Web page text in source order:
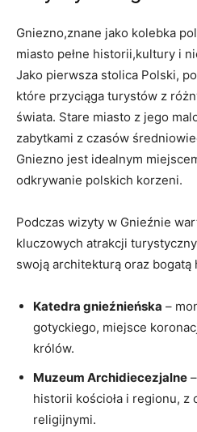
Gniezno,znane jako ‍kolebka
miasto⁣ pełne historii,kultury i
Jako pierwsza⁣ stolica Polski,
które przyciąga turystów⁣ z
⁢świata. Stare ⁢miasto z ‌jego
zabytkami⁣ z‍ czasów
Gniezno jest​ idealnym
odkrywanie polskich korzeni.
Podczas wizyty w Gnieźnie⁣
kluczowych atrakcji
swoją​ architekturą oraz bogatą
Katedra gnieźnieńska ⁤–​
gotyckiego, miejsce
królów.
Muzeum Archidiecezjalne
historii⁣ kościoła i⁢ regionu, ​z⁢
religijnymi.